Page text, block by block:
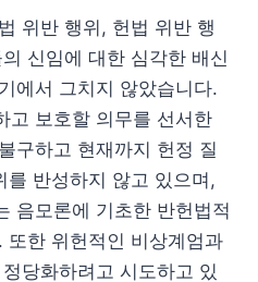
위반 행위, 헌법 위반 행
신임에 대한 심각한 배신
에서 그치지 않았습니다.
고 보호할 의무를 선서한
구하고 현재까지 헌정 질
를 반성하지 않고 있으며,
음모론에 기초한 반헌법적
또한 위헌적인 비상계엄과
당화하려고 시도하고 있